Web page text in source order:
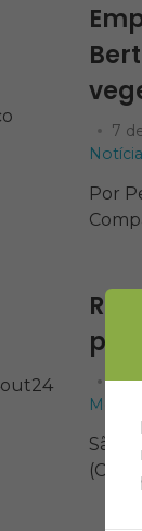
7
Por
25
São